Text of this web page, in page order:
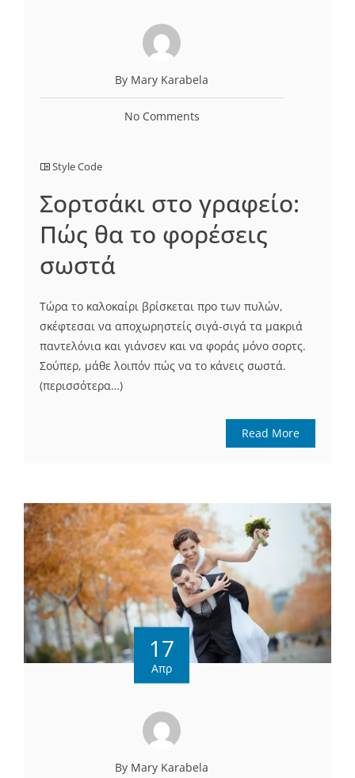
By Mary Karabela
No Comments
Style Code
Σορτσάκι στο γραφείο:
Πώς θα το φορέσεις
σωστά
Τώρα το καλοκαίρι βρίσκεται προ των πυλών,
σκέφτεσαι να αποχωρηστείς σιγά-σιγά τα μακριά
παντελόνια και γιάνσεν και να φοράς μόνο σορτς.
Σούπερ, μάθε λοιπόν πώς να το κάνεις σωστά.
(περισσότερα…)
Read More
17
Απρ
By Mary Karabela